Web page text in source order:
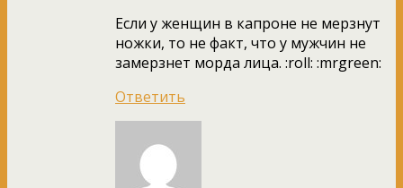
Если у женщин в капроне не мерзнут
ножки, то не факт, что у мужчин не
замерзнет морда лица. :roll: :mrgreen:
Ответить